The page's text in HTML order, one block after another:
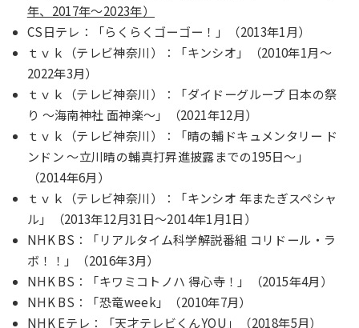
年、2017年～2023年）
CS日テレ：「らくらくゴーゴー！」（2013年1月）
ｔｖｋ（テレビ神奈川）：「キンシオ」（2010年1月～
2022年3月）
ｔｖｋ（テレビ神奈川）：「ダイドーグループ 日本の祭
り ～海南神社 面神楽～」（2021年12月）
ｔｖｋ（テレビ神奈川）：「晴の輔ドキュメンタリー ド
ンドン ～立川晴の輔真打昇進披露までの195日～」
（2014年6月）
ｔｖｋ（テレビ神奈川）：「キンシオ 年またぎスペシャ
ル」（2013年12月31日～2014年1月1日）
NHK BS：「リアルタイム科学解説番組 コリドール・ラ
ボ！！」（2016年3月）
NHK BS：「キワミコトノハ 得心寺！」（2015年4月）
NHK BS：「恐竜week」（2010年7月）
NHK Eテレ：「天才テレビくんYOU」（2018年5月）